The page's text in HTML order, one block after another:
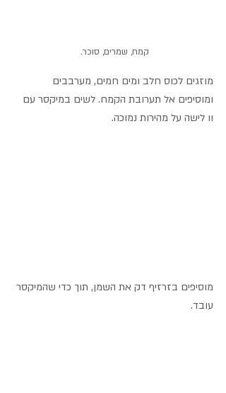
קמח, שמרים, סוכר.
מוזגים לכוס חלב ומים חמים, מערבבים
ומוסיפים אל תערובת הקמח. לשים במיקסר עם
וו לישה על מהירות נמוכה.
מוסיפים בזרזיף דק את השמן, תוך כדי שהמיקסר
עובד.